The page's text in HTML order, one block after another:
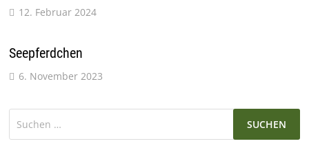
12. Februar 2024
Seepferdchen
6. November 2023